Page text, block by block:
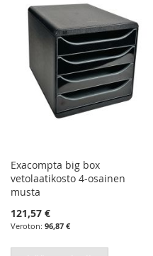
Exacompta big box
vetolaatikosto 4-osainen
musta
121,57 €
96,87 €